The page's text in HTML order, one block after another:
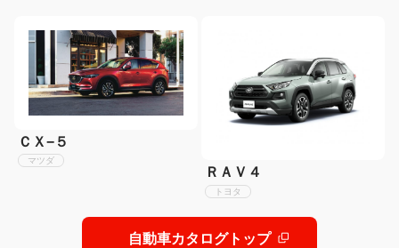
ＣＸ−５
マツダ
ＲＡＶ４
トヨタ
自動車カタログトップ